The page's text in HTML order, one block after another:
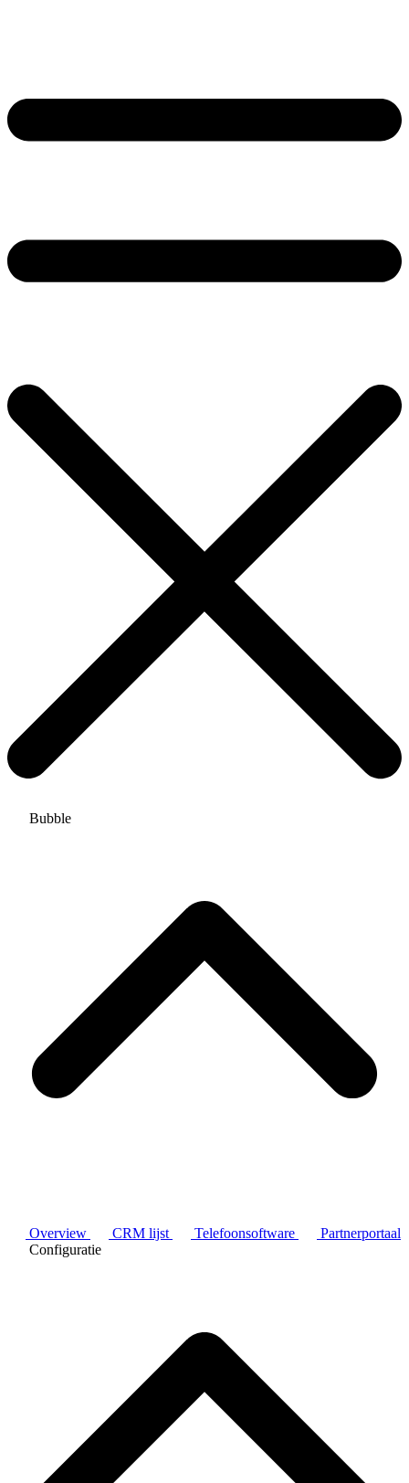
Bubble
Overview CRM lijst Telefoonsoftware
Partnerportaal
Configuratie